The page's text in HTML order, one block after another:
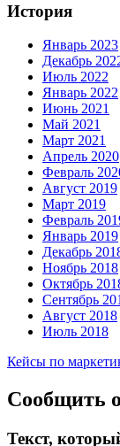
История
Январь 2023
Декабрь
Июль 2022
Январь 2022
Июнь 2021
Май 2021
Март 2021
Апрель 2020
Февраль
Август 2019
Март 2019
Февраль
Январь 2019
Декабрь
Ноябрь 2018
Октябрь
Сентябрь
Август 2018
Июль 2018
Кейсы по
Сообщить
Текст,